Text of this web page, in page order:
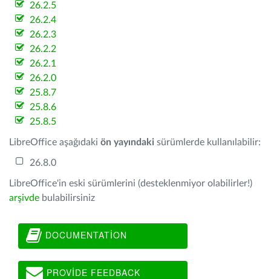
26.2.5
26.2.4
26.2.3
26.2.2
26.2.1
26.2.0
25.8.7
25.8.6
25.8.5
LibreOffice aşağıdaki ön yayındaki sürümlerde kullanılabilir:
26.8.0
LibreOffice'in eski sürümlerini (desteklenmiyor olabilirler!)
arşivde bulabilirsiniz
DOCUMENTATION
PROVIDE FEEDBACK